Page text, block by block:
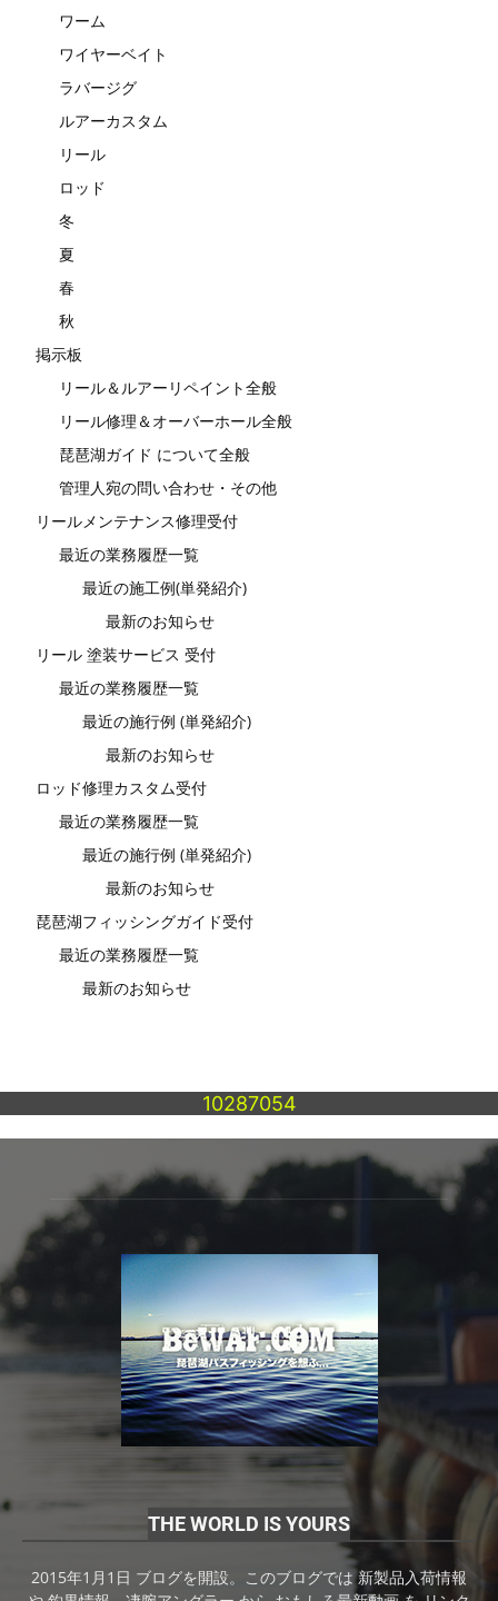
ワーム
ワイヤーベイト
ラバージグ
ルアーカスタム
リール
ロッド
冬
夏
春
秋
掲示板
リール＆ルアーリペイント全般
リール修理＆オーバーホール全般
琵琶湖ガイド について全般
管理人宛の問い合わせ・その他
リールメンテナンス修理受付
最近の業務履歴一覧
最近の施工例(単発紹介)
最新のお知らせ
リール 塗装サービス 受付
最近の業務履歴一覧
最近の施行例 (単発紹介)
最新のお知らせ
ロッド修理カスタム受付
最近の業務履歴一覧
最近の施行例 (単発紹介)
最新のお知らせ
琵琶湖フィッシングガイド受付
最近の業務履歴一覧
最新のお知らせ
10287054
THE WORLD IS YOURS
2015年1月1日 ブログを開設。このブログでは 新製品入荷情報